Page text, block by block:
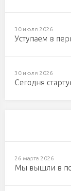
30 июля 2026
Уступаем в
30 июля 2026
Сегодня
26 марта 2026
Мы вышли в